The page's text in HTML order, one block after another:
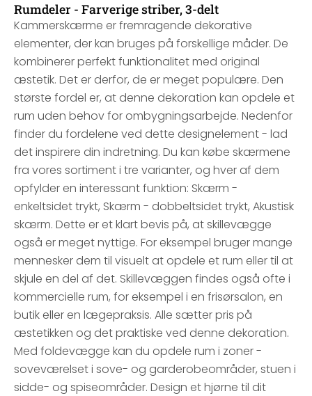
Rumdeler - Farverige striber, 3-delt
Kammerskærme er fremragende dekorative
elementer, der kan bruges på forskellige måder. De
kombinerer perfekt funktionalitet med original
æstetik. Det er derfor, de er meget populære. Den
største fordel er, at denne dekoration kan opdele et
rum uden behov for ombygningsarbejde. Nedenfor
finder du fordelene ved dette designelement - lad
det inspirere din indretning. Du kan købe skærmene
fra vores sortiment i tre varianter, og hver af dem
opfylder en interessant funktion: Skærm -
enkeltsidet trykt, Skærm - dobbeltsidet trykt, Akustisk
skærm. Dette er et klart bevis på, at skillevægge
også er meget nyttige. For eksempel bruger mange
mennesker dem til visuelt at opdele et rum eller til at
skjule en del af det. Skillevæggen findes også ofte i
kommercielle rum, for eksempel i en frisørsalon, en
butik eller en lægepraksis. Alle sætter pris på
æstetikken og det praktiske ved denne dekoration.
Med foldevægge kan du opdele rum i zoner -
soveværelset i sove- og garderobeområder, stuen i
sidde- og spiseområder. Design et hjørne til dit